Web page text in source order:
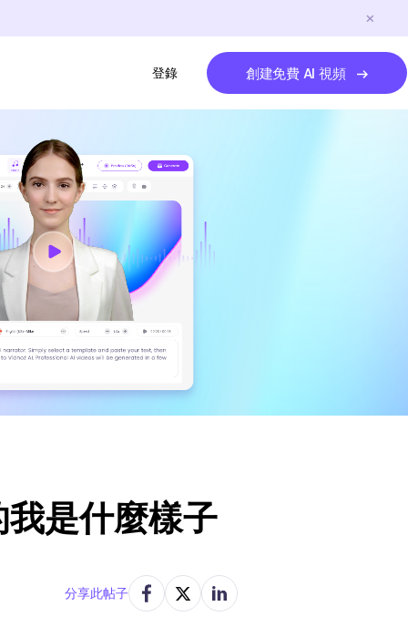
登錄 創建免費 AI 視頻
是什麼樣子
分享此帖子